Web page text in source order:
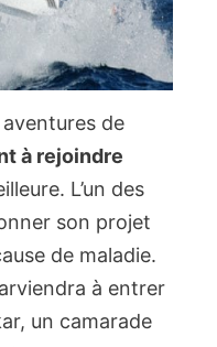
de
à rejoindre
L’un des
son projet
de maladie.
à entrer
un camarade